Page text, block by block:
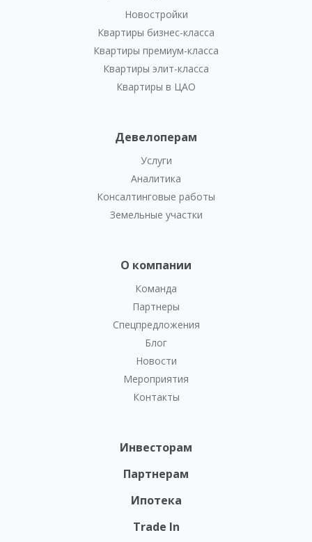
Новостройки
Квартиры бизнес-класса
Квартиры премиум-класса
Квартиры элит-класса
Квартиры в ЦАО
Девелоперам
Услуги
Аналитика
Консалтинговые работы
Земельные участки
О компании
Команда
Партнеры
Спецпредложения
Блог
Новости
Мероприятия
Контакты
Инвесторам
Партнерам
Ипотека
Trade In